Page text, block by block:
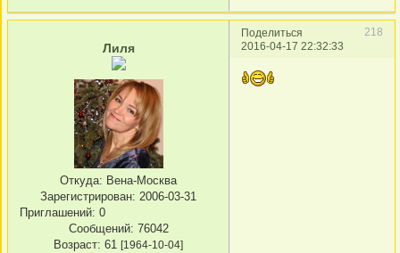
Поделиться
218
2016-04-17 22:32:33
Лиля
Откуда: Вена-Москва
Зарегистрирован: 2006-03-31
Приглашений: 0
Сообщений: 76042
Возраст: 61 [1964-10-04]